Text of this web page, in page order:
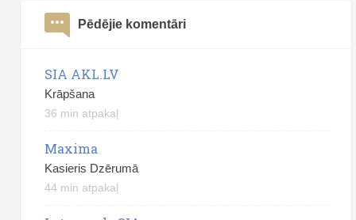
Pēdējie komentāri
SIA AKL.LV
Krāpšana
36 min atpakaļ
Maxima
Kasieris Dzērumā
44 min atpakaļ